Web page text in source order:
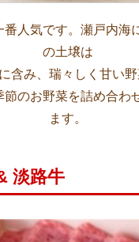
番人気です。瀬戸内海
の土壌は
含み、瑞々しく甘い野
節のお野菜を詰め合わ
ます。
淡路牛